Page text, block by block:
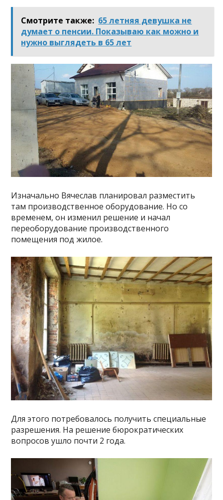
Смотрите также: 65 летняя девушка не
думает о пенсии. Показываю как можно и
нужно выглядеть в 65 лет
Изначально Вячеслав планировал разместить
там производственное оборудование. Но со
временем, он изменил решение и начал
переоборудование производственного
помещения под жилое.
Для этого потребовалось получить специальные
разрешения. На решение бюрократических
вопросов ушло почти 2 года.